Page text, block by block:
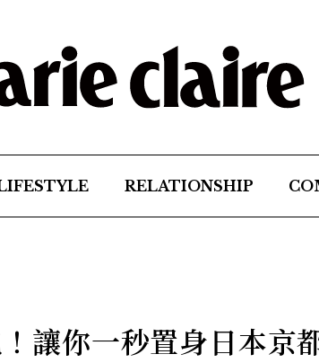
RELATIONSHIP
讓你一秒置身日本京